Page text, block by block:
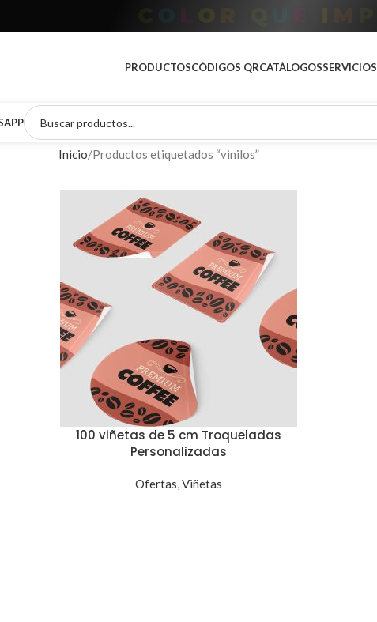
PRODUCTOSCÓDIGOS QRCATÁLOGOSSERVICIOS
Inicio Productos etiquetados “vinilos”
100 viñetas de 5 cm Troqueladas
Personalizadas
Ofertas,Viñetas